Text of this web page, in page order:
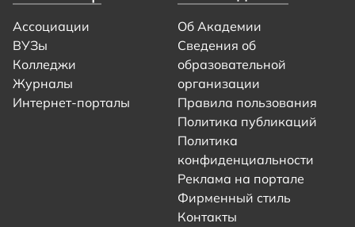
Ассоциации
ВУЗы
Колледжи
Журналы
Интернет-порталы
Об Академии
Сведения об
образовательной
организации
Правила пользования
Политика публикаций
Политика
конфиденциальности
Реклама на портале
Фирменный стиль
Контакты